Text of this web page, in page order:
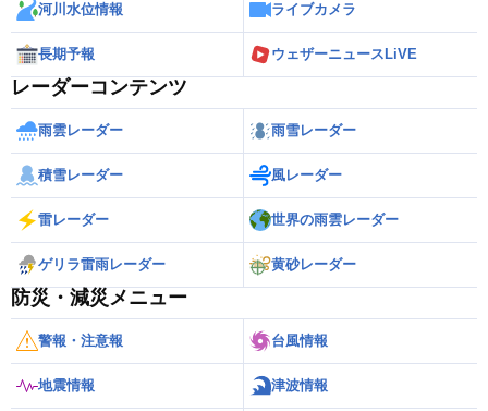
河川水位情報 ライブカメラ
長期予報 ウェザーニュースLiVE
レーダーコンテンツ
雨雲レーダー 雨雪レーダー
積雪レーダー 風レーダー
雷レーダー 世界の雨雲レーダー
ゲリラ雷雨レーダー 黄砂レーダー
防災・減災メニュー
警報・注意報 台風情報
地震情報 津波情報